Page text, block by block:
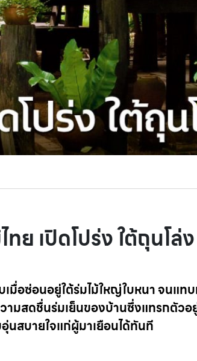
ทย เปิดโปร่ง ใต้ถุนโล่ง
อซ่อนอยู่ใต้ร่มไม้ใหญ่ใบหนา จนแทบ
ามสดชื่นร่มเย็นของบ้านซึ่งแทรกตัว
นสบายใจแก่ผู้มาเยือนได้ทันที